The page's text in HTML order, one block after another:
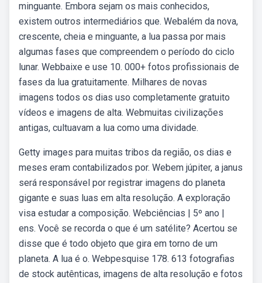
minguante. Embora sejam os mais conhecidos,
existem outros intermediários que. Webalém da nova,
crescente, cheia e minguante, a lua passa por mais
algumas fases que compreendem o período do ciclo
lunar. Webbaixe e use 10. 000+ fotos profissionais de
fases da lua gratuitamente. Milhares de novas
imagens todos os dias uso completamente gratuito
vídeos e imagens de alta. Webmuitas civilizações
antigas, cultuavam a lua como uma dividade.
Getty images para muitas tribos da região, os dias e
meses eram contabilizados por. Webem júpiter, a janus
será responsável por registrar imagens do planeta
gigante e suas luas em alta resolução. A exploração
visa estudar a composição. Webciências | 5º ano |
ens. Você se recorda o que é um satélite? Acertou se
disse que é todo objeto que gira em torno de um
planeta. A lua é o. Webpesquise 178. 613 fotografias
de stock autênticas, imagens de alta resolução e fotos